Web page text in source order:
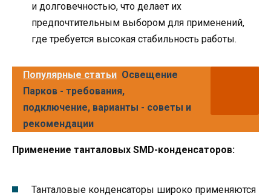
и долговечностью, что делает их
предпочтительным выбором для применений,
где требуется высокая стабильность работы.
Популярные статьи Освещение
Парков - требования,
подключение, варианты - советы и
рекомендации
Применение танталовых SMD-конденсаторов:
Танталовые конденсаторы широко применяются